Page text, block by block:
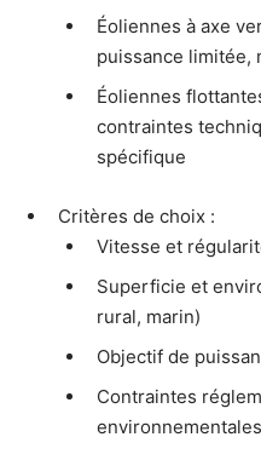
Éoliennes à axe
puissance limitée,
Éoliennes
contraintes
spécifique
Critères de choix :
Vitesse et
Superficie et
rural, marin)
Objectif de
Contraintes
environnementales